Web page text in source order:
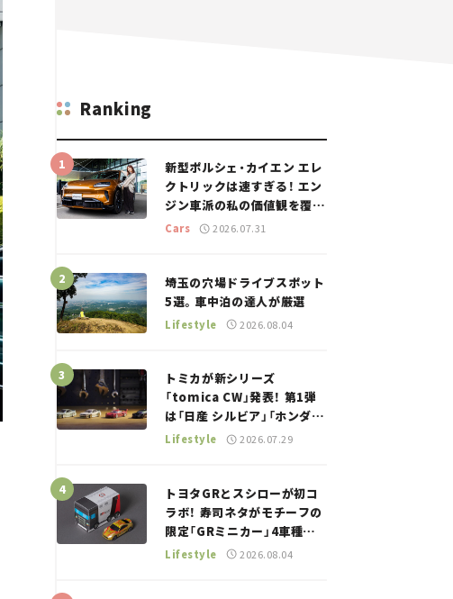
Ranking
新型ポルシェ・カイエン エレ
クトリックは速すぎる！ エン
ジン車派の私の価値観を覆し
た、新しいポルシェの走り。
Cars 2026.07.31
埼玉の穴場ドライブスポット
5選。車中泊の達人が厳選
Lifestyle 2026.08.04
トミカが新シリーズ
「tomica CW」発表！ 第1弾
は「日産 シルビア」「ホンダ
NSX」が登場。世界が注目す
Lifestyle 2026.07.29
トヨタGRとスシローが初コ
ラボ！ 寿司ネタがモチーフの
限定「GRミニカー」4車種が
登場。入手方法は？【クルマ
Lifestyle 2026.08.04